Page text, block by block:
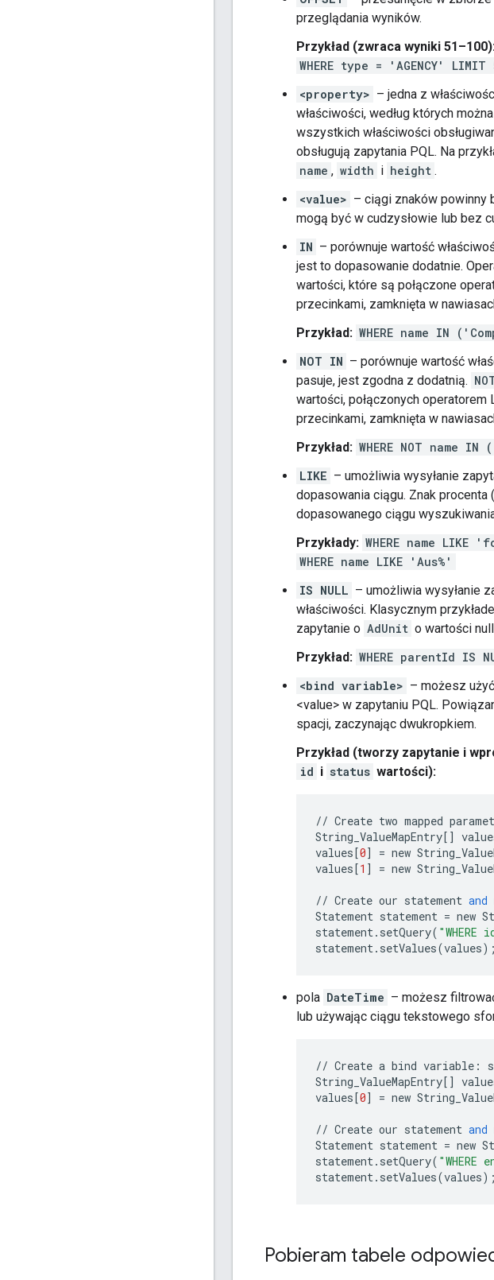
przeglądania wyników.
Przykład (zwraca wyniki
WHERE type = 'AGENCY' LIMIT
<property> – jedna z
właściwości, według których
wszystkich właściwości
obsługują zapytania PQL. Na
name , width i height .
<value> – ciągi znaków powinny
mogą być w cudzysłowie lub bez
IN – porównuje wartość
jest to dopasowanie dodatnie.
wartości, które są połączone
przecinkami, zamknięta w
Przykład: WHERE name IN
NOT IN – porównuje wartość
pasuje, jest zgodna z dodatnią.
wartości, połączonych
przecinkami, zamknięta w
Przykład: WHERE NOT name
LIKE – umożliwia wysyłanie
dopasowania ciągu. Znak procenta (
dopasowanego ciągu
Przykłady: WHERE name LIKE
WHERE name LIKE 'Aus%'
IS NULL – umożliwia wysyłanie
właściwości. Klasycznym
zapytanie o AdUnit o wartości
Przykład: WHERE parentId IS
<bind variable> – możesz
<value> w zapytaniu PQL.
spacji, zaczynając dwukropkiem.
Przykład (tworzy zapytanie i
id i status wartości):
// Create two mapped
String_ValueMapEntry[]
values[0] = new
values[1 ] = new
// Create our statement and
Statement statement = new
statement. setQuery(
statement. setValues(values);
pola DateTime – możesz
lub używając ciągu tekstowego
// Create a bind variable :
String_ValueMapEntry[]
values[0] = new
// Create our statement and
Statement statement = new
statement. setQuery(
statement. setValues(values);
Pobieram tabele